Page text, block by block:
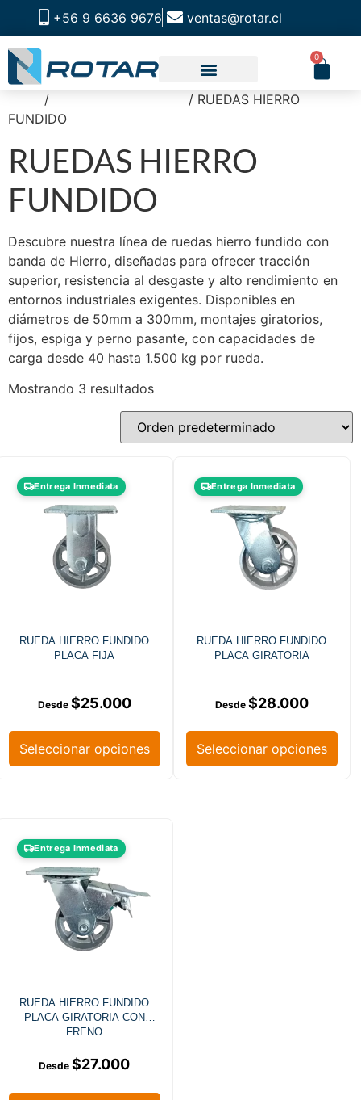
+56 9 6636 9676 ventas@rotar.cl
0
/
/ RUEDAS HIERRO
FUNDIDO
RUEDAS HIERRO
FUNDIDO
Descubre nuestra línea de ruedas hierro fundido con
banda de Hierro, diseñadas para ofrecer tracción
superior, resistencia al desgaste y alto rendimiento en
entornos industriales exigentes. Disponibles en
diámetros de 50mm a 300mm, montajes giratorios,
fijos, espiga y perno pasante, con capacidades de
carga desde 40 hasta 1.500 kg por rueda.
Mostrando 3 resultados
Entrega Inmediata
RUEDA HIERRO FUNDIDO
PLACA FIJA
$25.000
Seleccionar opciones
Entrega Inmediata
RUEDA HIERRO FUNDIDO
PLACA GIRATORIA
$28.000
Seleccionar opciones
Entrega Inmediata
RUEDA HIERRO FUNDIDO
PLACA GIRATORIA CON
FRENO
$27.000